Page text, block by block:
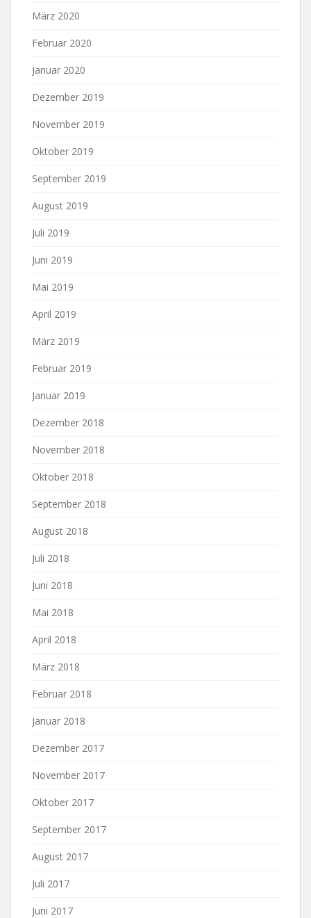
März 2020
Februar 2020
Januar 2020
Dezember 2019
November 2019
Oktober 2019
September 2019
August 2019
Juli 2019
Juni 2019
Mai 2019
April 2019
März 2019
Februar 2019
Januar 2019
Dezember 2018
November 2018
Oktober 2018
September 2018
August 2018
Juli 2018
Juni 2018
Mai 2018
April 2018
März 2018
Februar 2018
Januar 2018
Dezember 2017
November 2017
Oktober 2017
September 2017
August 2017
Juli 2017
Juni 2017